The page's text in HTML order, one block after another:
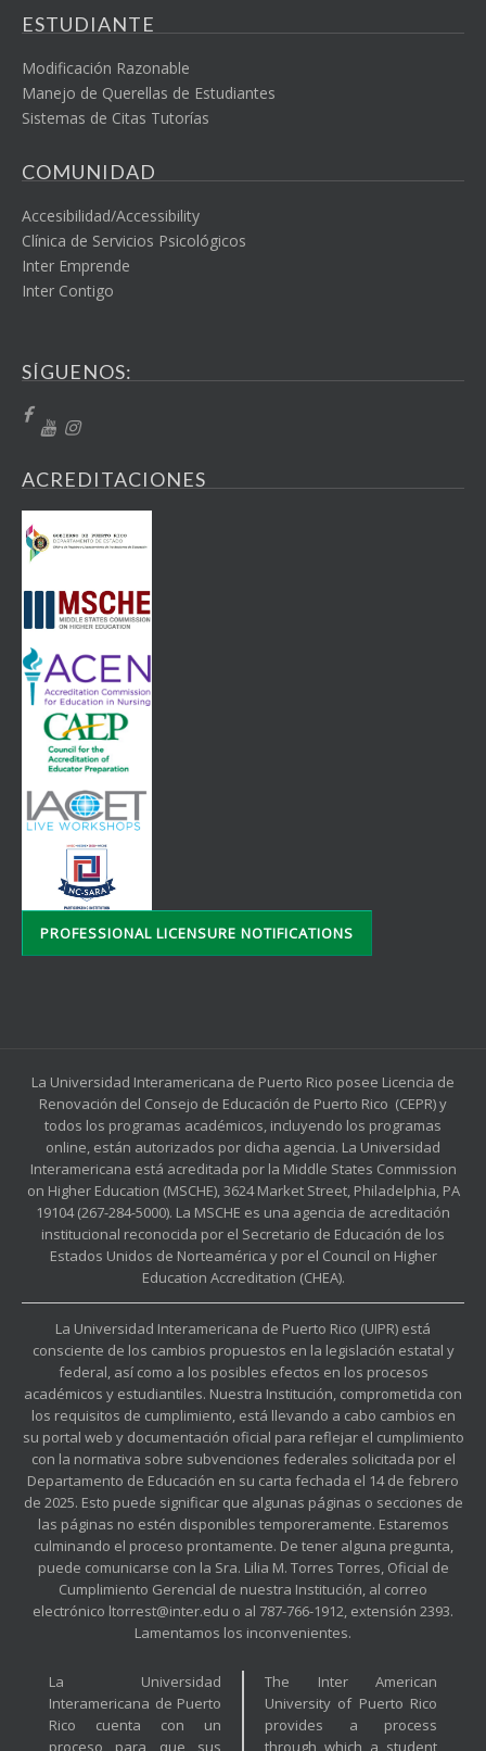
ESTUDIANTE
Modificación Razonable
Manejo de Querellas de Estudiantes
Sistemas de Citas Tutorías
COMUNIDAD
Accesibilidad/Accessibility
Clínica de Servicios Psicológicos
Inter Emprende
Inter Contigo
SÍGUENOS:
ACREDITACIONES
PROFESSIONAL LICENSURE NOTIFICATIONS
La Universidad Interamericana de Puerto Rico posee Licencia de
Renovación del Consejo de Educación de Puerto Rico (CEPR) y
todos los programas académicos, incluyendo los programas
online, están autorizados por dicha agencia. La Universidad
Interamericana está acreditada por la Middle States Commission
on Higher Education (MSCHE), 3624 Market Street, Philadelphia, PA
19104 (267-284-5000). La MSCHE es una agencia de acreditación
institucional reconocida por el Secretario de Educación de los
Estados Unidos de Norteamérica y por el Council on Higher
Education Accreditation (CHEA).
La Universidad Interamericana de Puerto Rico (UIPR) está
consciente de los cambios propuestos en la legislación estatal y
federal, así como a los posibles efectos en los procesos
académicos y estudiantiles. Nuestra Institución, comprometida con
los requisitos de cumplimiento, está llevando a cabo cambios en
su portal web y documentación oficial para reflejar el cumplimiento
con la normativa sobre subvenciones federales solicitada por el
Departamento de Educación en su carta fechada el 14 de febrero
de 2025. Esto puede significar que algunas páginas o secciones de
las páginas no estén disponibles temporeramente. Estaremos
culminando el proceso prontamente. De tener alguna pregunta,
puede comunicarse con la Sra. Lilia M. Torres Torres, Oficial de
Cumplimiento Gerencial de nuestra Institución, al correo
electrónico ltorrest@inter.edu o al 787-766-1912, extensión 2393.
Lamentamos los inconvenientes.
La Universidad
Interamericana de Puerto
Rico cuenta con un
proceso para que sus
The Inter American
University of Puerto Rico
provides a process
through which a student